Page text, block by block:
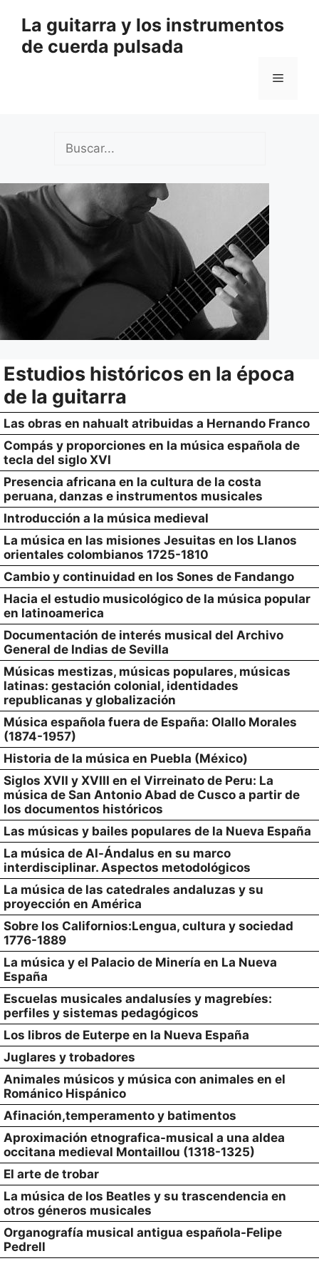
contenido
La guitarra y los instrumentos
de cuerda pulsada
Menú
Estudios históricos en la época
de la guitarra
Las obras en nahualt atribuidas a Hernando Franco
Compás y proporciones en la música española de
tecla del siglo XVI
Presencia africana en la cultura de la costa
peruana, danzas e instrumentos musicales
Introducción a la música medieval
La música en las misiones Jesuitas en los Llanos
orientales colombianos 1725-1810
Cambio y continuidad en los Sones de Fandango
Hacia el estudio musicológico de la música popular
en latinoamerica
Documentación de interés musical del Archivo
General de Indias de Sevilla
Músicas mestizas, músicas populares, músicas
latinas: gestación colonial, identidades
republicanas y globalización
Música española fuera de España: Olallo Morales
(1874-1957)
Historia de la música en Puebla (México)
Siglos XVII y XVIII en el Virreinato de Peru: La
música de San Antonio Abad de Cusco a partir de
los documentos históricos
Las músicas y bailes populares de la Nueva España
La música de Al-Ándalus en su marco
interdisciplinar. Aspectos metodológicos
La música de las catedrales andaluzas y su
proyección en América
Sobre los Californios:Lengua, cultura y sociedad
1776-1889
La música y el Palacio de Minería en La Nueva
España
Escuelas musicales andalusíes y magrebíes:
perfiles y sistemas pedagógicos
Los libros de Euterpe en la Nueva España
Juglares y trobadores
Animales músicos y música con animales en el
Románico Hispánico
Afinación,temperamento y batimentos
Aproximación etnografica-musical a una aldea
occitana medieval Montaillou (1318-1325)
El arte de trobar
La música de los Beatles y su trascendencia en
otros géneros musicales
Organografía musical antigua española-Felipe
Pedrell